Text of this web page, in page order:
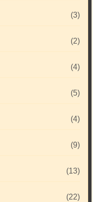
(3)
(2)
(4)
(5)
(4)
(9)
(13)
(22)